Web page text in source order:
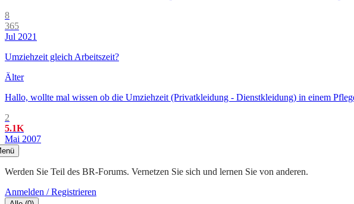
8
365
Jul 2021
Umziehzeit gleich Arbeitszeit?
Älter
Hallo, wollte mal wissen ob die Umziehzeit (Privatkleidung - Dienstkleidung) in einem
2
5.1K
Mai 2007
Werden Sie Teil des BR-Forums. Vernetzen Sie sich und lernen Sie von anderen.
Anmelden / Registrieren